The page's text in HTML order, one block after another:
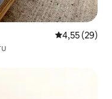
Prosječna
4,55 (29)